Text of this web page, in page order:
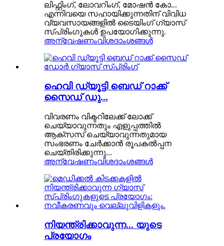
ലിഫ്റ്റിംഗ്, ലോവറിംഗ്, മോഷൻ കോ...
എന്നിവയെ സഹായിക്കുന്നതിന് വിവിധ
വ്യവസായങ്ങളിൽ ടൈയിംഗ് ഗ്യാസ്
സ്പ്രിംഗുകൾ ഉപയോഗിക്കുന്നു.
അന്വേഷണംവിശദാംശങ്ങൾ
ഹെവി ഡ്യൂട്ടി ബെഡ് റാക്ക്
സൈഡ് ഡു...
വിവരണം വിക്ടറിലേക്ക് ലോക്ക്
ചെയ്യാവുന്നതും എളുപ്പത്തിൽ
ആക്‌സസ് ചെയ്യാവുന്നതുമായ
സംഭരണം ചേർക്കാൻ രൂപകൽപ്പന
ചെയ്‌തിരിക്കുന്നു...
അന്വേഷണംവിശദാംശങ്ങൾ
നിയന്ത്രിക്കാവുന്ന... യുടെ
പ്രയോഗം